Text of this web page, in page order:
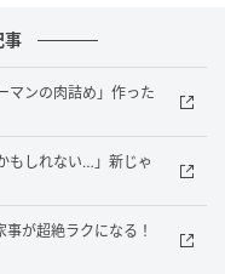
事
マンの肉詰め」作った
もしれない…」新じゃ
が超絶ラクになる！